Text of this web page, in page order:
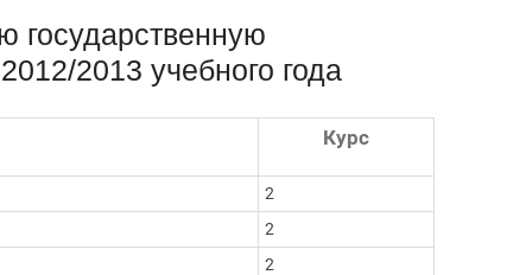
государственную
2013 учебного года
Курс
2
2
2